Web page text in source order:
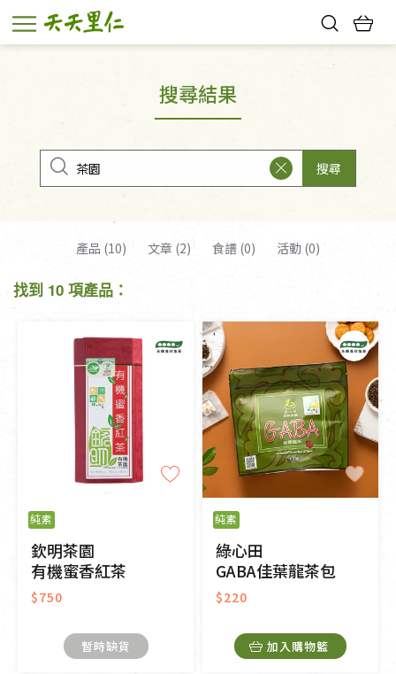
幸福節中獎名單
搜尋結果
搜尋
產品 (10) 文章 (2) 食譜 (0) 活動 (0)
找到 10 項產品：
純素
欽明茶園
有機蜜香紅茶
$750
暫時缺貨
純素
綠心田
GABA佳葉龍茶包
$220
加入購物籃